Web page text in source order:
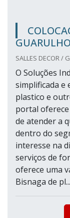
SALLES DECOR /
O Soluções
simplificada e
plastico e
portal
de atender a
dentro do
interesse na
serviços de
oferece uma
Bisnaga de pl...